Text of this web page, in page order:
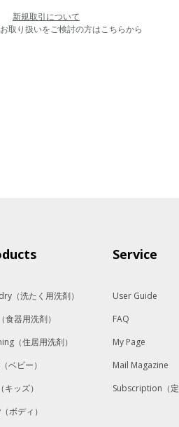
新規取引について
取り扱いをご検討の方はこちらから
（洗たく用洗剤）
（食器用洗剤）
（住居用洗剤）
（ベビー）
（キッズ）
（ボディ）
Service
User Guide
FAQ
My Page
Mail Magazine
Subscription（定